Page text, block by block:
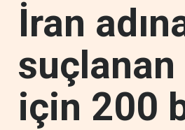
İran
suçlanan
için 200